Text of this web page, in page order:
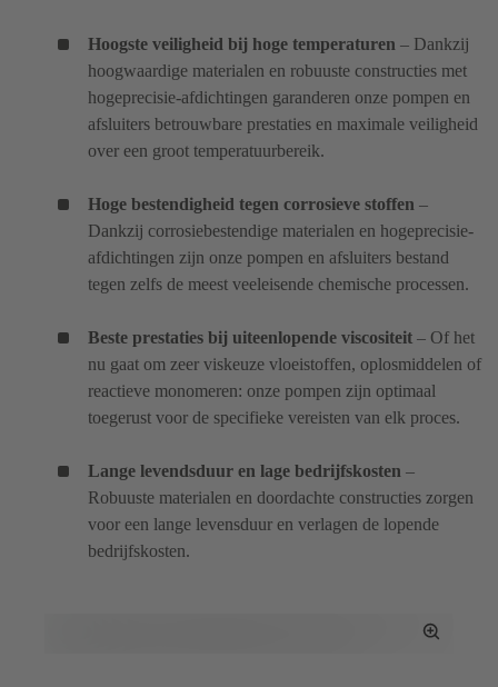
Hoogste veiligheid bij hoge temperaturen – Dankzij
hoogwaardige materialen en robuuste constructies met
hogeprecisie-afdichtingen garanderen onze pompen en
afsluiters betrouwbare prestaties en maximale veiligheid
over een groot temperatuurbereik.
Hoge bestendigheid tegen corrosieve stoffen –
Dankzij corrosiebestendige materialen en hogeprecisie-
afdichtingen zijn onze pompen en afsluiters bestand
tegen zelfs de meest veeleisende chemische processen.
Beste prestaties bij uiteenlopende viscositeit – Of het
nu gaat om zeer viskeuze vloeistoffen, oplosmiddelen of
reactieve monomeren: onze pompen zijn optimaal
toegerust voor de specifieke vereisten van elk proces.
Lange levendsduur en lage bedrijfskosten –
Robuuste materialen en doordachte constructies zorgen
voor een lange levensduur en verlagen de lopende
bedrijfskosten.
Toggle